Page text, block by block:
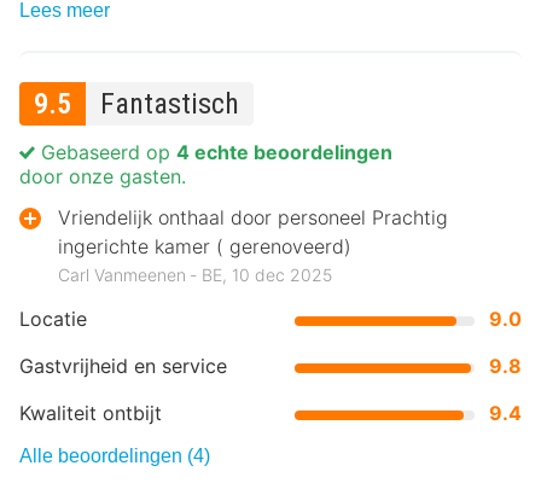
Lees meer
9.5 Fantastisch
Locatie
9.0
Gastvrijheid en service
9.8
Kwaliteit ontbijt
9.4
Gebaseerd op 4 echte beoordelingen
door onze gasten.
Vriendelijk onthaal door personeel Prachtig
ingerichte kamer ( gerenoveerd)
Carl Vanmeenen ‐ BE, 10 dec 2025
Alle beoordelingen (4)